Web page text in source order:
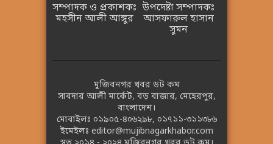
সম্পাদক ও প্রকাশকঃ
মহসীন আলী আঙ্গুর
উপদেষ্টা সম্পাদকঃ
আসফারুল হাসান
সুমন
মুজিবনগর খবর ডট কম
সাবদার আলী মার্কেট, বড় বাজার, মেহেরপুর,
বাংলাদেশ।
মোবাইলঃ ০১৯০৫-৪০৬২৯৮, ০১৭১১-৩১১৩৮৬
ইমেইলঃ editor@mujibnagarkhabor.com